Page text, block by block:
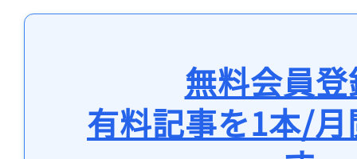
無料会員
有料記事を1本/